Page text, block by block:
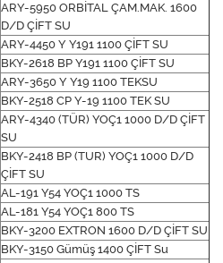
ARY-5950 ORBİTAL ÇAM.MAK. 1600
D/D ÇİFT SU
ARY-4450 Y Y191 1100 ÇİFT SU
BKY-2618 BP Y191 1100 ÇİFT SU
ARY-3650 Y Y19 1100 TEKSU
BKY-2518 CP Y-19 1100 TEK SU
ARY-4340 (TÜR) YOÇ1 1000 D/D ÇİFT
SU
BKY-2418 BP (TUR) YOÇ1 1000 D/D
ÇİFT SU
AL-191 Y54 YOÇ1 1000 TS
AL-181 Y54 YOÇ1 800 TS
BKY-3200 EXTRON 1600 D/D ÇİFT SU
BKY-3150 Gümüş 1400 ÇİFT Su